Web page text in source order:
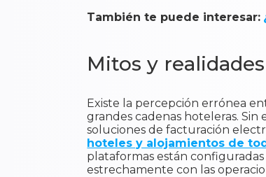
También te puede interesar:
Mitos y
Existe la percepción errónea
grandes cadenas hoteleras. Sin
soluciones de facturación
hoteles y alojamientos de
plataformas están
estrechamente con las